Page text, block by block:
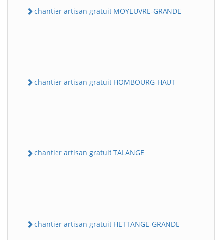
chantier artisan gratuit MOYEUVRE-GRANDE
chantier artisan gratuit HOMBOURG-HAUT
chantier artisan gratuit TALANGE
chantier artisan gratuit HETTANGE-GRANDE